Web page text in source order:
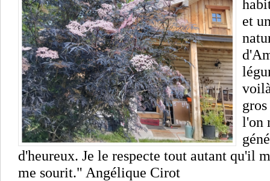
et
l'on
d'heureux. Je le respecte tout autant qu'il
me sourit." Angélique Cirot